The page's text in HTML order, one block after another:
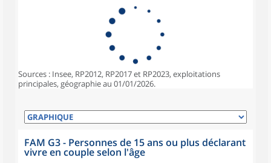
Sources : Insee, RP2012, RP2017 et RP2023, exploitations
principales, géographie au 01/01/2026.
FAM G3 - Personnes de 15 ans ou plus déclarant
vivre en couple selon l'âge